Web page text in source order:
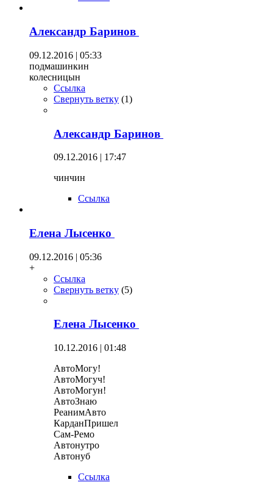
Александр Баринов
09.12.2016 | 05:33
подмашинкин
колесницын
Ссылка
Свернуть ветку (1)
Александр Баринов
09.12.2016 | 17:47
чинчин
Ссылка
Елена Лысенко
09.12.2016 | 05:36
+
Ссылка
Свернуть ветку (5)
Елена Лысенко
10.12.2016 | 01:48
АвтоМогу!
АвтоМогуч!
АвтоМогун!
АвтоЗнаю
РеанимАвто
КарданПришел
Сам-Ремо
Автонутро
Автонуб
Ссылка